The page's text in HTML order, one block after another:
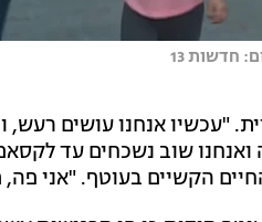
חדשות 13
"עכשיו אנחנו עושים רעש,
ואנחנו שוב נשכחים עד
הקשיים בעוטף. "אני